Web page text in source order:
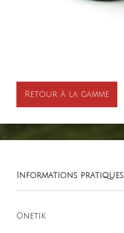
Retour à la gamme
Informations pratiques
Onetik